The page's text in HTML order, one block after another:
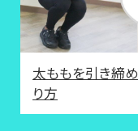
太ももを引き締め
り方